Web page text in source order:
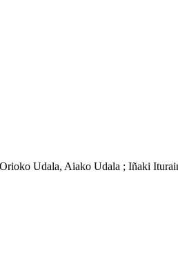
Udala, Aiako Udala ; Iñaki